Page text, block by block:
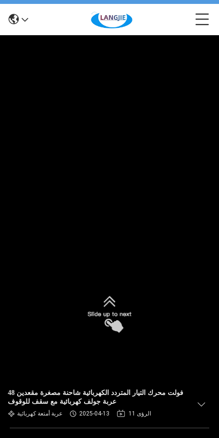
48 فولت محرك التيار المتردد الكهربائية شاحنة مصغرة مقعدين
عربة جولف كهربائية مع سقف للوقوف
عربة أمتعة كهربائية 2025-04-13 11 الرؤى